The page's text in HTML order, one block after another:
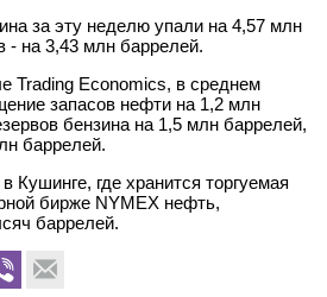
за эту неделю упали на 4,57 млн
- на 3,43 млн баррелей.
Trading Economics, в среднем
запасов нефти на 1,2 млн
бензина на 1,5 млн баррелей,
баррелей.
Кушинге, где хранится торгуемая
бирже NYMEX нефть,
баррелей.